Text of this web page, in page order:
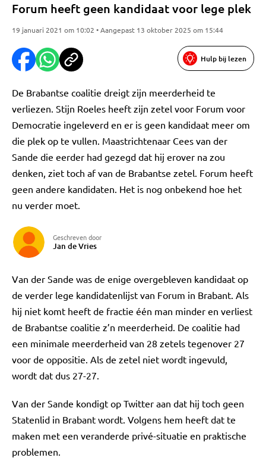
Forum heeft geen kandidaat voor lege plek
19 januari 2021 om 10:02 • Aangepast 13 oktober 2025 om 15:44
Hulp bij lezen
De Brabantse coalitie dreigt zijn meerderheid te
verliezen. Stijn Roeles heeft zijn zetel voor Forum voor
Democratie ingeleverd en er is geen kandidaat meer om
die plek op te vullen. Maastrichtenaar Cees van der
Sande die eerder had gezegd dat hij erover na zou
denken, ziet toch af van de Brabantse zetel. Forum heeft
geen andere kandidaten. Het is nog onbekend hoe het
nu verder moet.
Geschreven door
Jan de Vries
Van der Sande was de enige overgebleven kandidaat op
de verder lege kandidatenlijst van Forum in Brabant. Als
hij niet komt heeft de fractie één man minder en verliest
de Brabantse coalitie z’n meerderheid. De coalitie had
een minimale meerderheid van 28 zetels tegenover 27
voor de oppositie. Als de zetel niet wordt ingevuld,
wordt dat dus 27-27.
Van der Sande kondigt op Twitter aan dat hij toch geen
Statenlid in Brabant wordt. Volgens hem heeft dat te
maken met een veranderde privé-situatie en praktische
problemen.